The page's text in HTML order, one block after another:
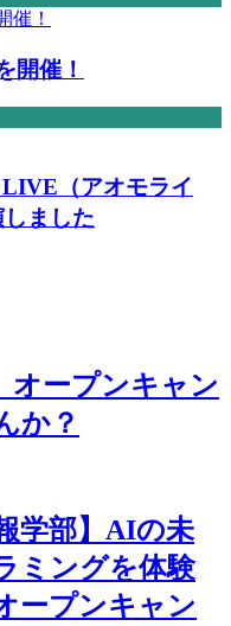
開催！
（アオモライ
ました
オープンキャン
か？
学部】AIの未
ミングを体験
ープンキャン